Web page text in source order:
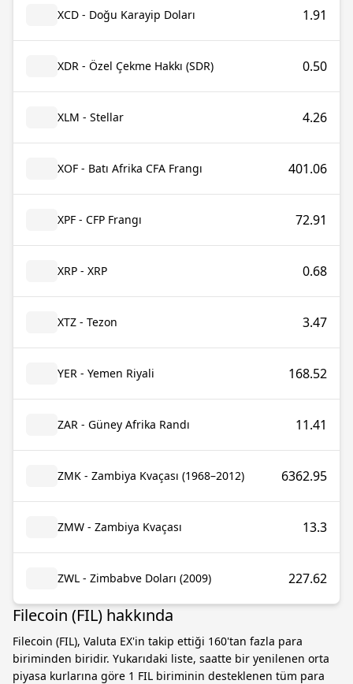
XCD - Doğu Karayip Doları 1.91
XDR - Özel Çekme Hakkı (SDR) 0.50
XLM - Stellar 4.26
XOF - Batı Afrika CFA Frangı 401.06
XPF - CFP Frangı 72.91
XRP - XRP 0.68
XTZ - Tezon 3.47
YER - Yemen Riyali 168.52
ZAR - Güney Afrika Randı 11.41
ZMK - Zambiya Kvaçası (1968–2012) 6362.95
ZMW - Zambiya Kvaçası 13.3
ZWL - Zimbabve Doları (2009) 227.62
Filecoin (FIL) hakkında
Filecoin (FIL), Valuta EX'in takip ettiği 160'tan fazla para
biriminden biridir. Yukarıdaki liste, saatte bir yenilenen orta
piyasa kurlarına göre 1 FIL biriminin desteklenen tüm para